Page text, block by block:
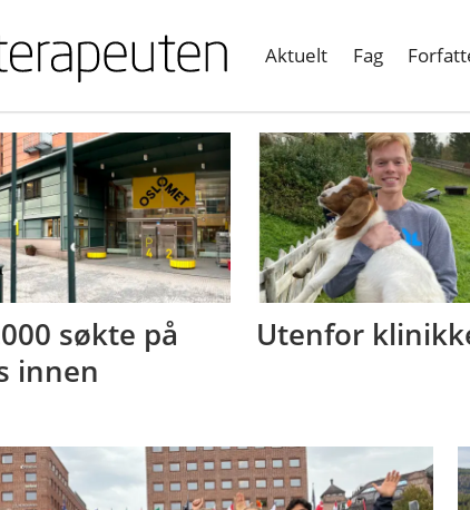
Aktuelt Fag
søkte på
innen
Utenfor